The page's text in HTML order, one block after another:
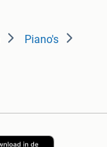
Piano's